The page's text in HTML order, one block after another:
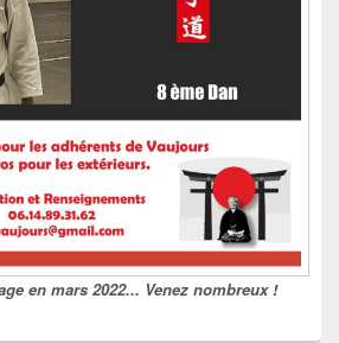
en mars 2022... Venez nombreux !